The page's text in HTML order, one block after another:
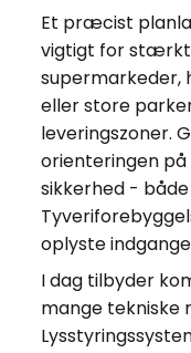
Et præcist
vigtigt for stærkt
supermarkeder,
eller store
leveringszoner.
orienteringen
sikkerhed -
oplyste
I dag tilbyder
mange tekniske